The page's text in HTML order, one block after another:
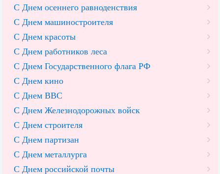
С Днем осеннего равноденствия
С Днем машиностроителя
С Днем красоты
С Днем работников леса
С Днем Государственного флага РФ
С Днем кино
С Днем ВВС
С Днем Железнодорожных войск
С Днем строителя
С Днем партизан
С Днем металлурга
С Днем российской почты